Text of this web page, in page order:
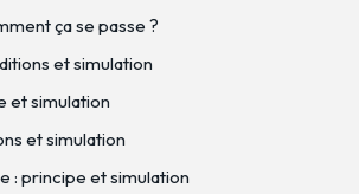
ça se passe ?
et simulation
et simulation
et simulation
: principe et simulation